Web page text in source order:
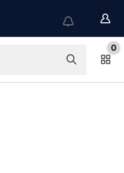
0